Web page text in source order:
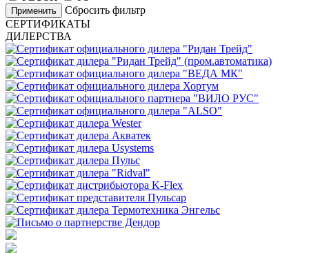
Применить
Сбросить фильтр
СЕРТИФИКАТЫ
ДИЛЕРСТВА